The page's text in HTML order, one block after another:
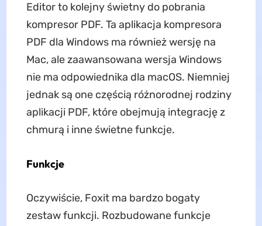
Editor to kolejny świetny do pobrania
kompresor PDF. Ta aplikacja kompresora
PDF dla Windows ma również wersję na
Mac, ale zaawansowana wersja Windows
nie ma odpowiednika dla macOS. Niemniej
jednak są one częścią różnorodnej rodziny
aplikacji PDF, które obejmują integrację z
chmurą i inne świetne funkcje.
Funkcje
Oczywiście, Foxit ma bardzo bogaty
zestaw funkcji. Rozbudowane funkcje